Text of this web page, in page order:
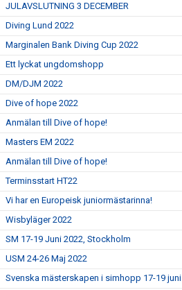
JULAVSLUTNING 3 DECEMBER
Diving Lund 2022
Marginalen Bank Diving Cup 2022
Ett lyckat ungdomshopp
DM/DJM 2022
Dive of hope 2022
Anmälan till Dive of hope!
Masters EM 2022
Anmälan till Dive of hope!
Terminsstart HT22
Vi har en Europeisk juniormästarinna!
Wisbyläger 2022
SM 17-19 Juni 2022, Stockholm
USM 24-26 Maj 2022
Svenska mästerskapen i simhopp 17-19 juni